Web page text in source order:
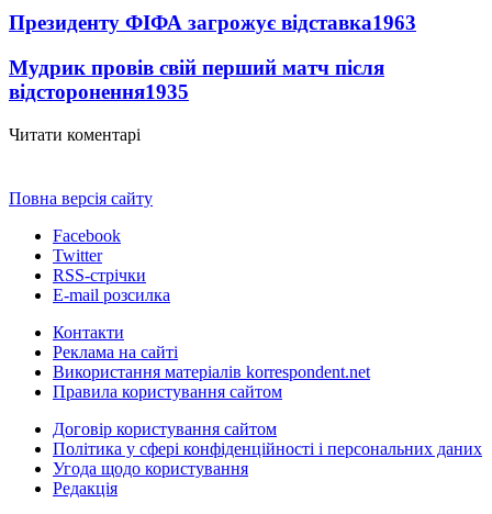
Президенту ФІФА загрожує відставка1963
Мудрик провів свій перший матч після
відсторонення1935
Читати коментарі
Повна версія сайту
Facebook
Twitter
RSS-стрічки
E-mail розсилка
Контакти
Реклама на сайті
Використання матеріалів korrespondent.net
Правила користування сайтом
Договір користування сайтом
Політика у сфері конфіденційності і персональних даних
Угода щодо користування
Редакція